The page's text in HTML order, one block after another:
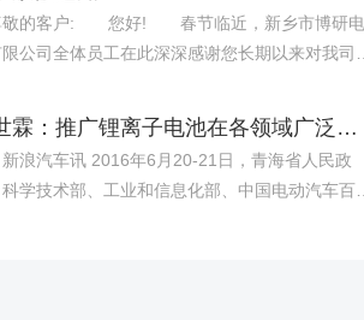
的客户: 您好! 春节临近，新乡市博研电
公司全体员工在此深深感谢您长期以来对我司的
意兴隆，家庭幸福在新的一年里，我司会更加努
给你们提供更优*质的服务! 结合我司的具体情
司春节放假时间安排如下春节放假时间:2024年
2月7日(腊月二十三-正月初十) 2025年2月8
黄世霖：推广锂离子电池在各领域广泛应用
年6月20-21日，青海省人民政
学技术部、工业和信息化部、中国电动汽车百人